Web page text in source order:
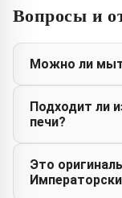
Вопросы и
Можно ли
Подходит ли
печи?
Это